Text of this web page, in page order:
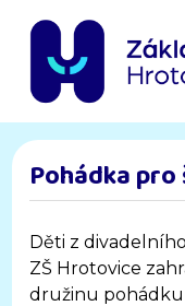
Pohádka
Děti z
ZŠ Hrotovice
družinu pohádku